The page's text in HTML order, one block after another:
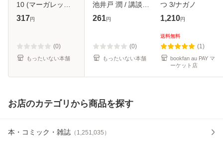
10 (マーガレット
コミックス) / 持田
料無料】
317円
(0)
もったいない本舗
池井戸 潤 / 講談社
[文庫]【メール便送
261円
(0)
もったいない本舗
つ 3/ナガノ
1,210円
送料無料
(1)
bookfan au PAY マ
ーケット店
お店のカテゴリから商品を探す
本・コミック・雑誌 （ 1,251,035 ）